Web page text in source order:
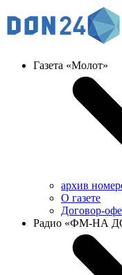
Газета «Молот»
архив
О газете
Договор-
Радио «ФМ-НА